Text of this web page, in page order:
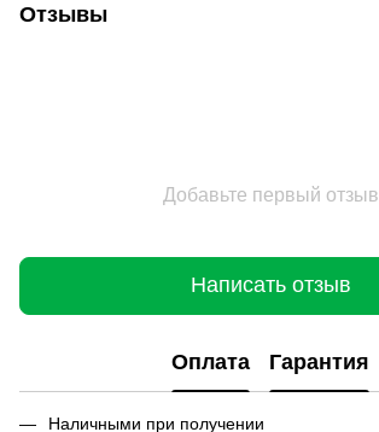
Отзывы
Добавьте первый отзыв
Написать отзыв
Оплата Гарантия
Наличными при получении